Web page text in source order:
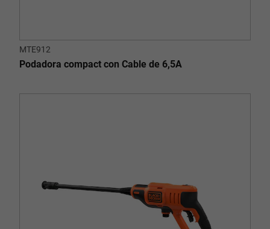
MTE912
Podadora compact con Cable de 6,5A